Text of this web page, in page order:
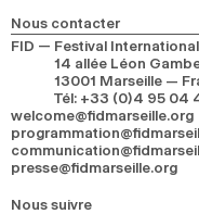
Nous contacter
FID — Festival
14 allée Léon
13001 Marseille —
Tél: +33 (0)4 95 04
welcome@fidmarseille.org
presse@fidmarseille.org
Nous suivre